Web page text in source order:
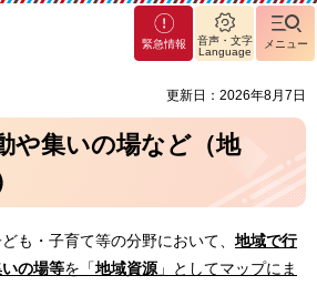
緊急情報
音声・文字
Language
メニュー
更新日：2026年8月7日
や集いの場など（地
も・子育て等の分野において、 地域で行
の場等を「地域資源 」としてマップにま